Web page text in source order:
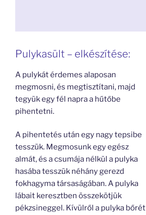
Pulykasült – elkészítése:
A pulykát érdemes alaposan
megmosni, és megtisztítani, majd
tegyük egy fél napra a hűtőbe
pihentetni.
A pihentetés után egy nagy tepsibe
tesszük. Megmosunk egy egész
almát, és a csumája nélkül a pulyka
hasába tesszük néhány gerezd
fokhagyma társaságában. A pulyka
lábait keresztben összekötjük
pékzsineggel. Kívülről a pulyka bőrét